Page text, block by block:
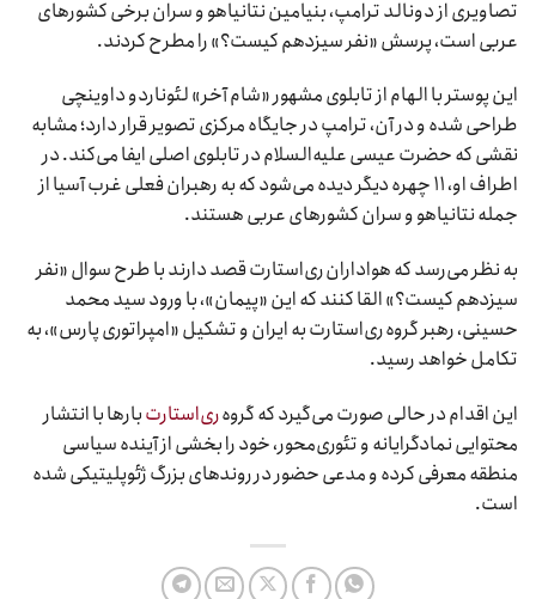
تصاویری از دونالد ترامپ، بنیامین نتانیاهو و سران برخی کشورهای
عربی است، پرسش «نفر سیزدهم کیست؟» را مطرح کردند.
این پوستر با الهام از تابلوی مشهور «شام آخر» لئوناردو داوینچی
طراحی شده و در آن، ترامپ در جایگاه مرکزی تصویر قرار دارد؛ مشابه
نقشی که حضرت عیسی علیه‌السلام در تابلوی اصلی ایفا می‌کند. در
اطراف او، ۱۱ چهره‌ دیگر دیده می‌شود که به رهبران فعلی غرب آسیا از
جمله نتانیاهو و سران کشورهای عربی هستند.
به نظر می‌رسد که هواداران ری‌استارت قصد دارند با طرح سوال «نفر
سیزدهم کیست؟» القا کنند که این «پیمان»، با ورود سید محمد
حسینی، رهبر گروه ری‌استارت به ایران و تشکیل «امپراتوری پارس»، به
تکامل خواهد رسید.
این اقدام در حالی صورت می‌گیرد که گروهری‌استارتبارها با انتشار
محتوایی نمادگرایانه و تئوری‌محور، خود را بخشی از آینده سیاسی
منطقه معرفی کرده و مدعی حضور در روندهای بزرگ ژئوپلیتیکی شده
است.